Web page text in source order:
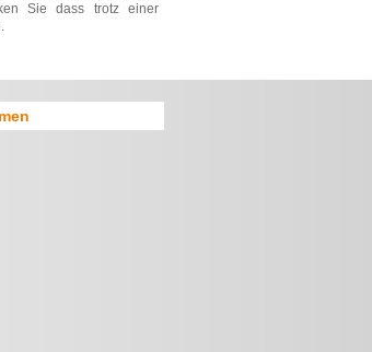
Sie dass trotz einer